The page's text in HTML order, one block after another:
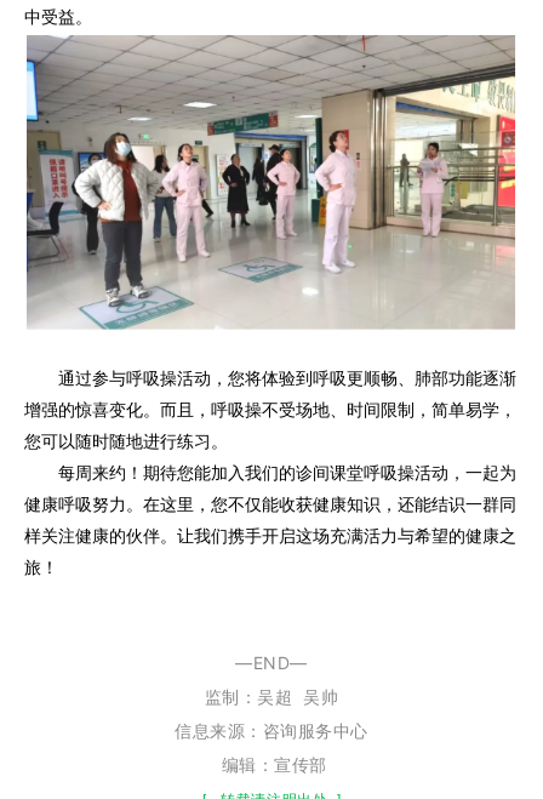
中受益。
通过参与呼吸操活动，您将体验到呼吸更顺畅、肺部功能逐渐
增强的惊喜变化。而且，呼吸操不受场地、时间限制，简单易学，
您可以随时随地进行练习。
每周来约！期待您能加入我们的诊间课堂呼吸操活动，一起为
健康呼吸努力。在这里，您不仅能收获健康知识，还能结识一群同
样关注健康的伙伴。让我们携手开启这场充满活力与希望的健康之
旅！
—END—
监制： 吴超
吴帅
信息来源：咨询服务中心
编辑：宣传部